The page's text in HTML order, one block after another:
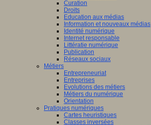
Curation
Droits
Education aux médias
Information et nouveaux médias
Identité numérique
Internet responsable
Littératie numérique
Publication
Réseaux sociaux
Métiers
Entrepreneuriat
Entreprises
Evolutions des métiers
Métiers du numérique
Orientation
Pratiques numériques
Cartes heuristiques
Classes inversées